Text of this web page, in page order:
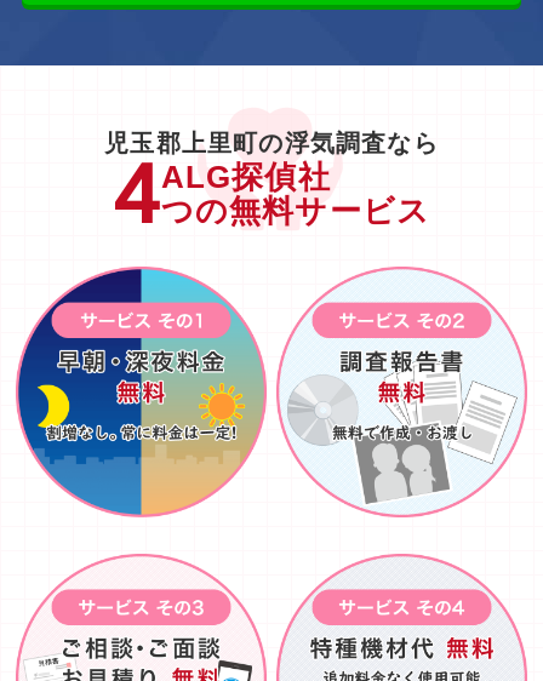
児玉郡上里町の浮気調査なら
ALG探偵社
つの無料サービス